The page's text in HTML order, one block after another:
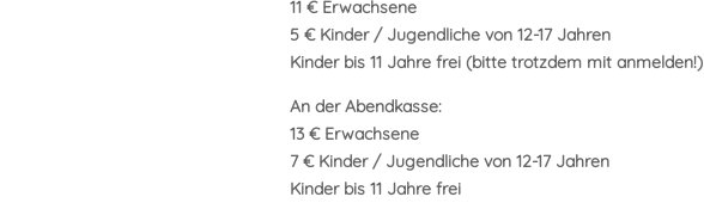
11 € Erwachsene
5 € Kinder / Jugendliche von 12-17 Jahren
Kinder bis 11 Jahre frei (bitte trotzdem mit anmelden!)
An der Abendkasse:
13 € Erwachsene
7 € Kinder / Jugendliche von 12-17 Jahren
Kinder bis 11 Jahre frei